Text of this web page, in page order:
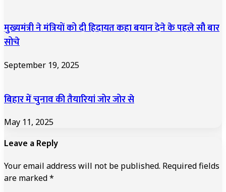
मुख्यमंत्री ने मंत्रियों को दी हिदायत कहा बयान देने के पहले सौ बार
सोचे
September 19, 2025
बिहार में चुनाव की तैयारियां जोर जोर से
May 11, 2025
Leave a Reply
Your email address will not be published. Required fields
are marked*